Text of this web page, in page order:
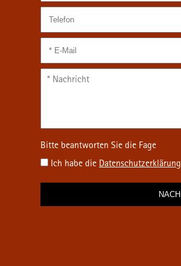
Ich habe die Datenschutz­erklärung